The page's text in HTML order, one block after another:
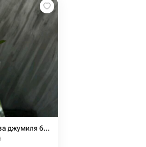
Голландская роза джумиля 60 см